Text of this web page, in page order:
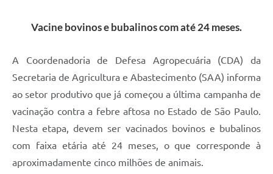
Credenciamento Feirantes
Concursos
Notícias
Nota Fiscal Eletrônica
Vacine bovinos e bubalinos com até 24 meses.
A Coordenadoria de Defesa Agropecuária (CDA) da
Secretaria de Agricultura e Abastecimento (SAA) informa
ao setor produtivo que já começou a última campanha de
vacinação contra a febre aftosa no Estado de São Paulo.
Nesta etapa, devem ser vacinados bovinos e bubalinos
com faixa etária até 24 meses, o que corresponde à
aproximadamente cinco milhões de animais.